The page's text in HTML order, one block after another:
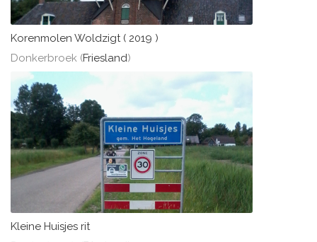
Korenmolen Woldzigt ( 2019 )
Donkerbroek (Friesland)
Kleine Huisjes rit